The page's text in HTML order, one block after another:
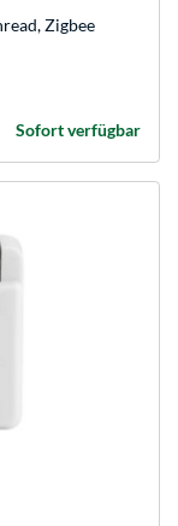
Zigbee
Sofort verfügbar